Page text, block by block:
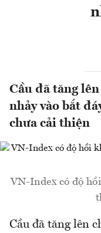
Cầu đã tăng
nhảy vào bắt
chưa cải thiện
VN-Index có độ
Cầu đã tăng lên